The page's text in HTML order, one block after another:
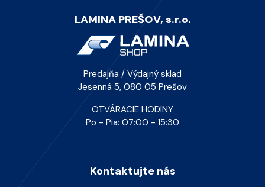
LAMINA PREŠOV, s.r.o.
Predajňa / Výdajný sklad
Jesenná 5, 080 05 Prešov
OTVÁRACIE HODINY
Po - Pia: 07:00 - 15:30
Kontaktujte nás